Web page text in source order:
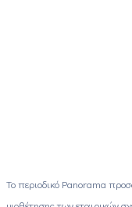
Το περιοδικό Panorama